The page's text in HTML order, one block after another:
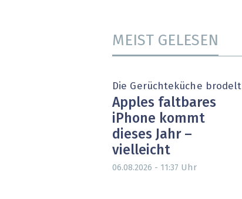
MEIST GELESEN
Die Gerüchteküche brodelt
Apples faltbares
iPhone kommt
dieses Jahr –
vielleicht
06.08.2026 - 11:37 Uhr